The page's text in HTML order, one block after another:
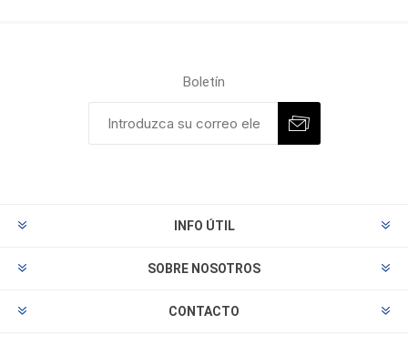
Boletín
INFO ÚTIL
SOBRE NOSOTROS
CONTACTO